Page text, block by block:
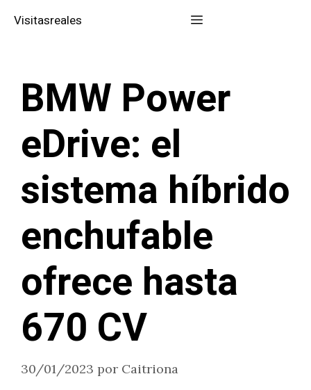
Visitasreales Menú
BMW Power
eDrive: el
sistema híbrido
enchufable
ofrece hasta
670 CV
30/01/2023 por Caitriona